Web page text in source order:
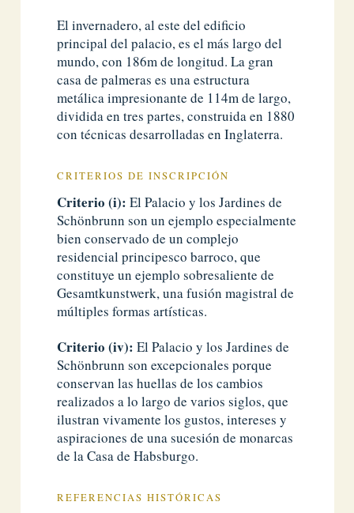
El invernadero, al este del edificio
principal del palacio, es el más largo del
mundo, con 186m de longitud. La gran
casa de palmeras es una estructura
metálica impresionante de 114m de largo,
dividida en tres partes, construida en 1880
con técnicas desarrolladas en Inglaterra.
CRITERIOS DE INSCRIPCIÓN
Criterio (i): El Palacio y los Jardines de
Schönbrunn son un ejemplo especialmente
bien conservado de un complejo
residencial principesco barroco, que
constituye un ejemplo sobresaliente de
Gesamtkunstwerk, una fusión magistral de
múltiples formas artísticas.
Criterio (iv): El Palacio y los Jardines de
Schönbrunn son excepcionales porque
conservan las huellas de los cambios
realizados a lo largo de varios siglos, que
ilustran vivamente los gustos, intereses y
aspiraciones de una sucesión de monarcas
de la Casa de Habsburgo.
REFERENCIAS HISTÓRICAS